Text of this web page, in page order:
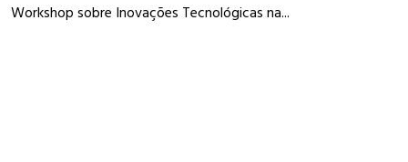
Workshop sobre Inovações Tecnológicas na...